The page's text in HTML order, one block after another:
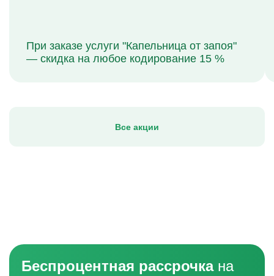
При заказе услуги "Капельница от запоя"
— скидка на любое кодирование 15 %
Все акции
Беспроцентная рассрочкана